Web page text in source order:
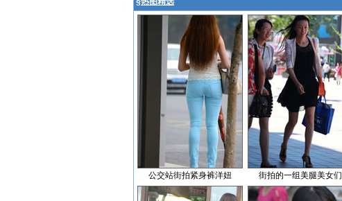
公交站街拍紧身裤洋妞 街拍的一组美腿美女们